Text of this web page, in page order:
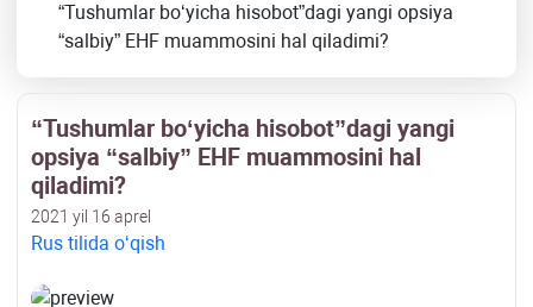
“Tushumlar boʻyicha hisobot”dagi yangi opsiya
“salbiy” EHF muammosini hal qiladimi?
“Tushumlar boʻyicha hisobot”dagi yangi
opsiya “salbiy” EHF muammosini hal
qiladimi?
2021 yil 16 aprel
Rus tilida oʻqish